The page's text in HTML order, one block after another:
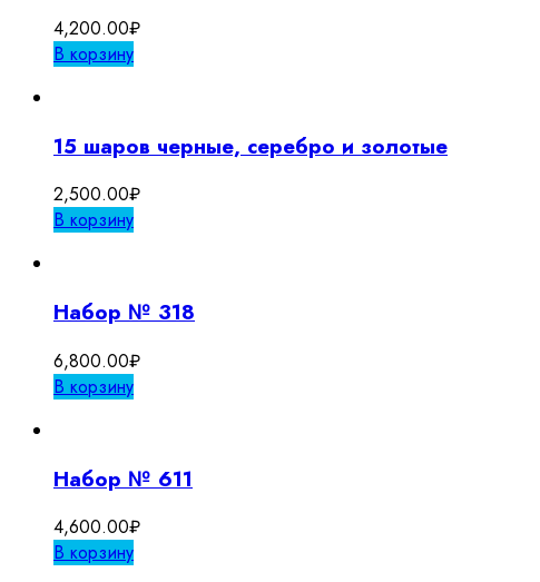
4,200.00₽
В корзину
15 шаров черные, серебро и золотые
2,500.00₽
В корзину
Набор № 318
6,800.00₽
В корзину
Набор № 611
4,600.00₽
В корзину